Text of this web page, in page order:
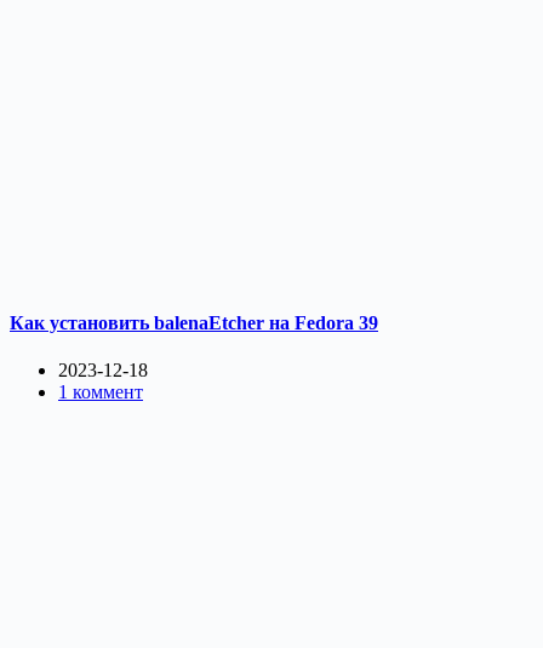
Как установить balenaEtcher на Fedora 39
2023-12-18
1 коммент